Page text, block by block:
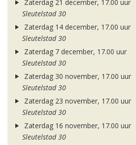
Zaterdag 21 december, 17.00 uur
Sleutelstad 30
Zaterdag 14 december, 17.00 uur
Sleutelstad 30
Zaterdag 7 december, 17.00 uur
Sleutelstad 30
Zaterdag 30 november, 17.00 uur
Sleutelstad 30
Zaterdag 23 november, 17.00 uur
Sleutelstad 30
Zaterdag 16 november, 17.00 uur
Sleutelstad 30